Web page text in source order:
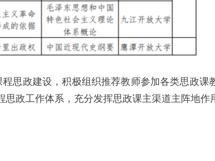
思政建设，积极组织推荐教师参加各类思政课
政工作体系，充分发挥思政课主渠道主阵地作